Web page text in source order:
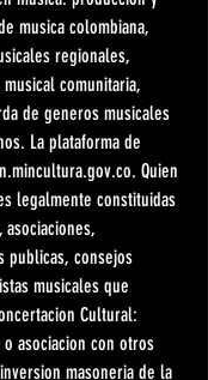
musica colombiana,
regionales,
comunitaria,
de generos musicales
La plataforma de
Quien
legalmente constituidas
asociaciones,
publicas, consejos
musicales que
Cultural:
asociacion con otros
masoneria de la